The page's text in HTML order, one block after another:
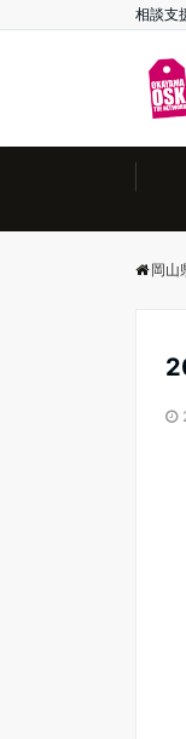
相談支
岡山